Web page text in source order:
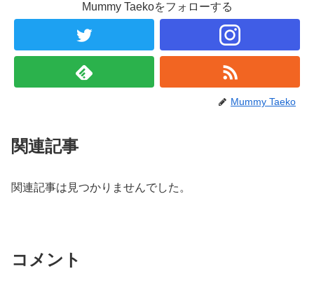
Mummy Taekoをフォローする
Mummy Taeko
関連記事
関連記事は見つかりませんでした。
コメント